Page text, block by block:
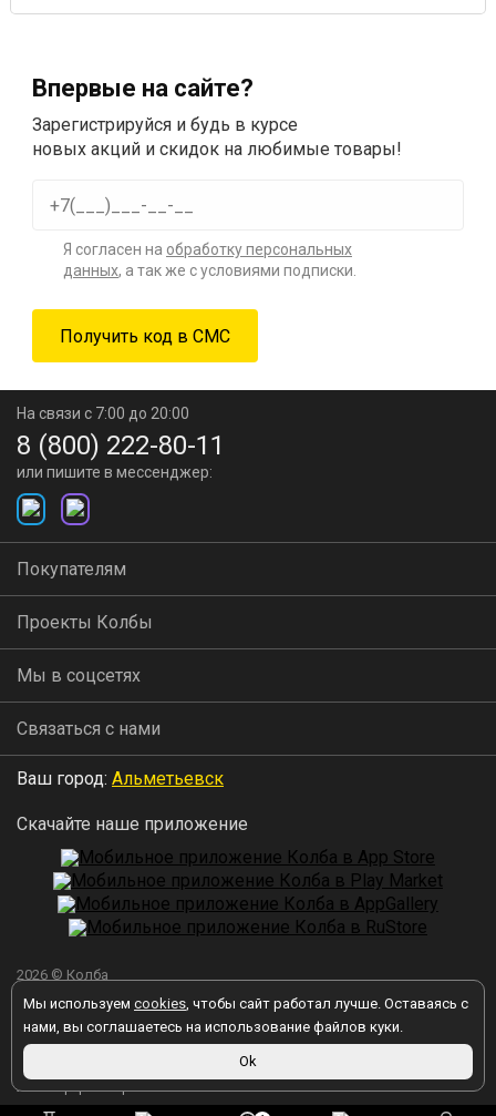
Впервые на сайте?
Зарегистрируйся и будь в курсе
новых акций и скидок на любимые товары!
Я согласен на обработку персональных
данных, а так же с условиями подписки.
Мы используем cookies, чтобы сайт работал лучше. Оставаясь с
нами, вы соглашаетесь на использование файлов куки.
Ok
На связи с 7:00 до 20:00
8 (800) 222-80-11
или пишите в мессенджер:
Покупателям
Проекты Колбы
Мы в соцсетях
Связаться с нами
Ваш город: Альметьевск
Скачайте наше приложение
2026 © Колба
Вы принимаете условия политики в отношении обработки
персональных данных
любой форме обратной связи на сайте kolba.ru.